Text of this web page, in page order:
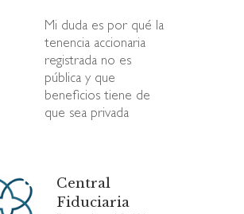
Mi duda es por qué la
tenencia accionaria
registrada no es
pública y que
beneficios tiene de
que sea privada
Central
Fiduciaria